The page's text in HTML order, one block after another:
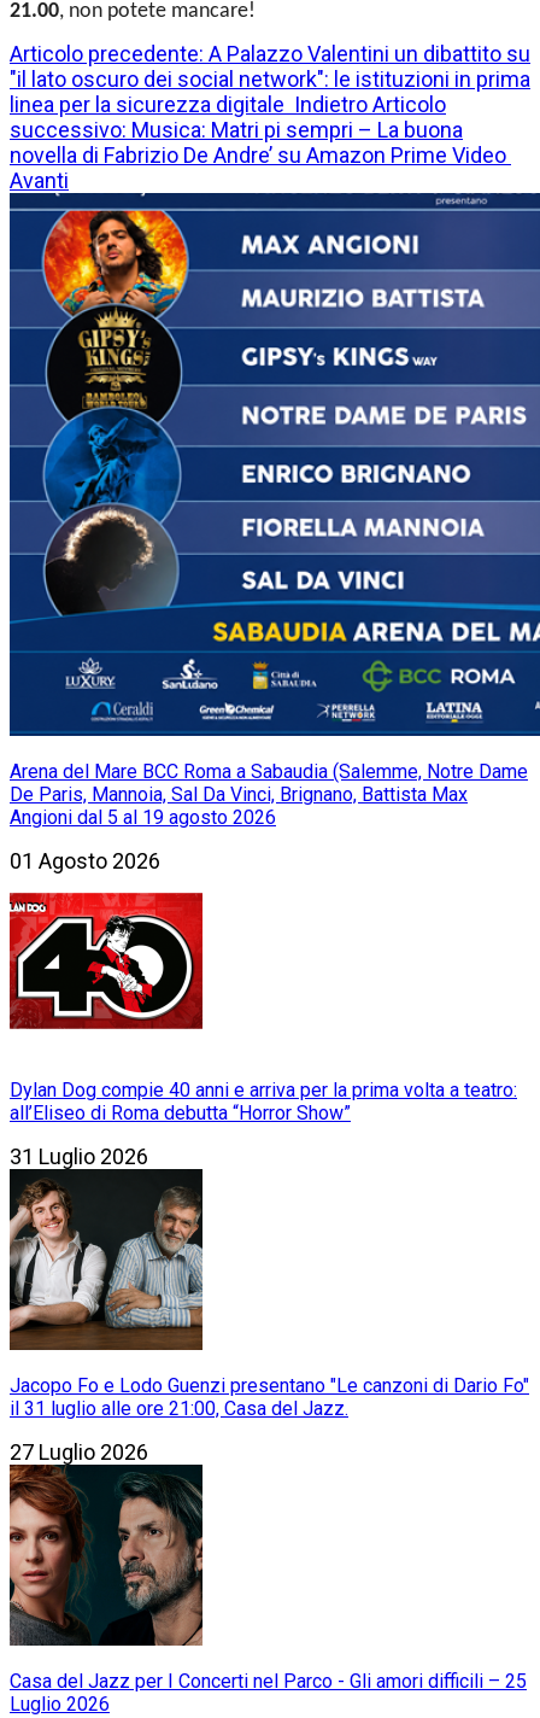
21.00, non potete mancare!
Articolo precedente: A Palazzo Valentini un dibattito su
"il lato oscuro dei social network": le istituzioni in prima
linea per la sicurezza digitale IndietroArticolo
successivo: Musica: Matri pi sempri – La buona
novella di Fabrizio De Andre’ su Amazon Prime Video
Avanti
Arena del Mare BCC Roma a Sabaudia (Salemme, Notre Dame
De Paris, Mannoia, Sal Da Vinci, Brignano, Battista Max
Angioni dal 5 al 19 agosto 2026
01 Agosto 2026
Dylan Dog compie 40 anni e arriva per la prima volta a teatro:
all’Eliseo di Roma debutta “Horror Show”
31 Luglio 2026
Jacopo Fo e Lodo Guenzi presentano "Le canzoni di Dario Fo"
il 31 luglio alle ore 21:00, Casa del Jazz.
27 Luglio 2026
Casa del Jazz per I Concerti nel Parco - Gli amori difficili – 25
Luglio 2026